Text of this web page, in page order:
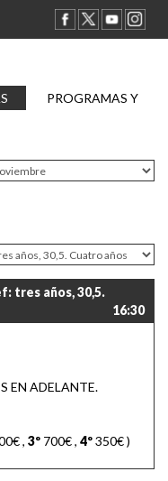
PROGRAMAS Y
tres años, 30,5.
16:30
EN ADELANTE.
, 3º 700€, 4º350€)